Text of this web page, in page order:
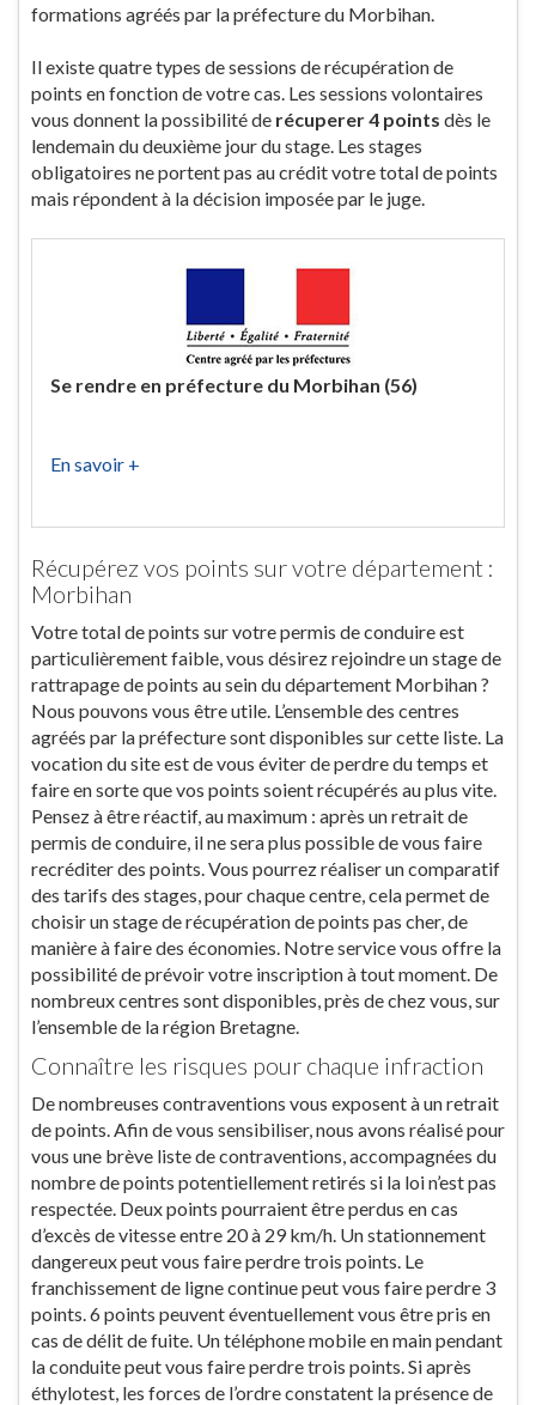
formations agréés par la préfecture du Morbihan.
Il existe quatre types de sessions de récupération de
points en fonction de votre cas. Les sessions volontaires
vous donnent la possibilité de récuperer 4 points dès le
lendemain du deuxième jour du stage. Les stages
obligatoires ne portent pas au crédit votre total de points
mais répondent à la décision imposée par le juge.
Se rendre en préfecture du Morbihan (56)
En savoir +
Récupérez vos points sur votre département :
Morbihan
Votre total de points sur votre permis de conduire est
particulièrement faible, vous désirez rejoindre un stage de
rattrapage de points au sein du département Morbihan ?
Nous pouvons vous être utile. L’ensemble des centres
agréés par la préfecture sont disponibles sur cette liste. La
vocation du site est de vous éviter de perdre du temps et
faire en sorte que vos points soient récupérés au plus vite.
Pensez à être réactif, au maximum : après un retrait de
permis de conduire, il ne sera plus possible de vous faire
recréditer des points. Vous pourrez réaliser un comparatif
des tarifs des stages, pour chaque centre, cela permet de
choisir un stage de récupération de points pas cher, de
manière à faire des économies. Notre service vous offre la
possibilité de prévoir votre inscription à tout moment. De
nombreux centres sont disponibles, près de chez vous, sur
l’ensemble de la région Bretagne.
Connaître les risques pour chaque infraction
De nombreuses contraventions vous exposent à un retrait
de points. Afin de vous sensibiliser, nous avons réalisé pour
vous une brève liste de contraventions, accompagnées du
nombre de points potentiellement retirés si la loi n’est pas
respectée. Deux points pourraient être perdus en cas
d’excès de vitesse entre 20 à 29 km/h. Un stationnement
dangereux peut vous faire perdre trois points. Le
franchissement de ligne continue peut vous faire perdre 3
points. 6 points peuvent éventuellement vous être pris en
cas de délit de fuite. Un téléphone mobile en main pendant
la conduite peut vous faire perdre trois points. Si après
éthylotest, les forces de l’ordre constatent la présence de